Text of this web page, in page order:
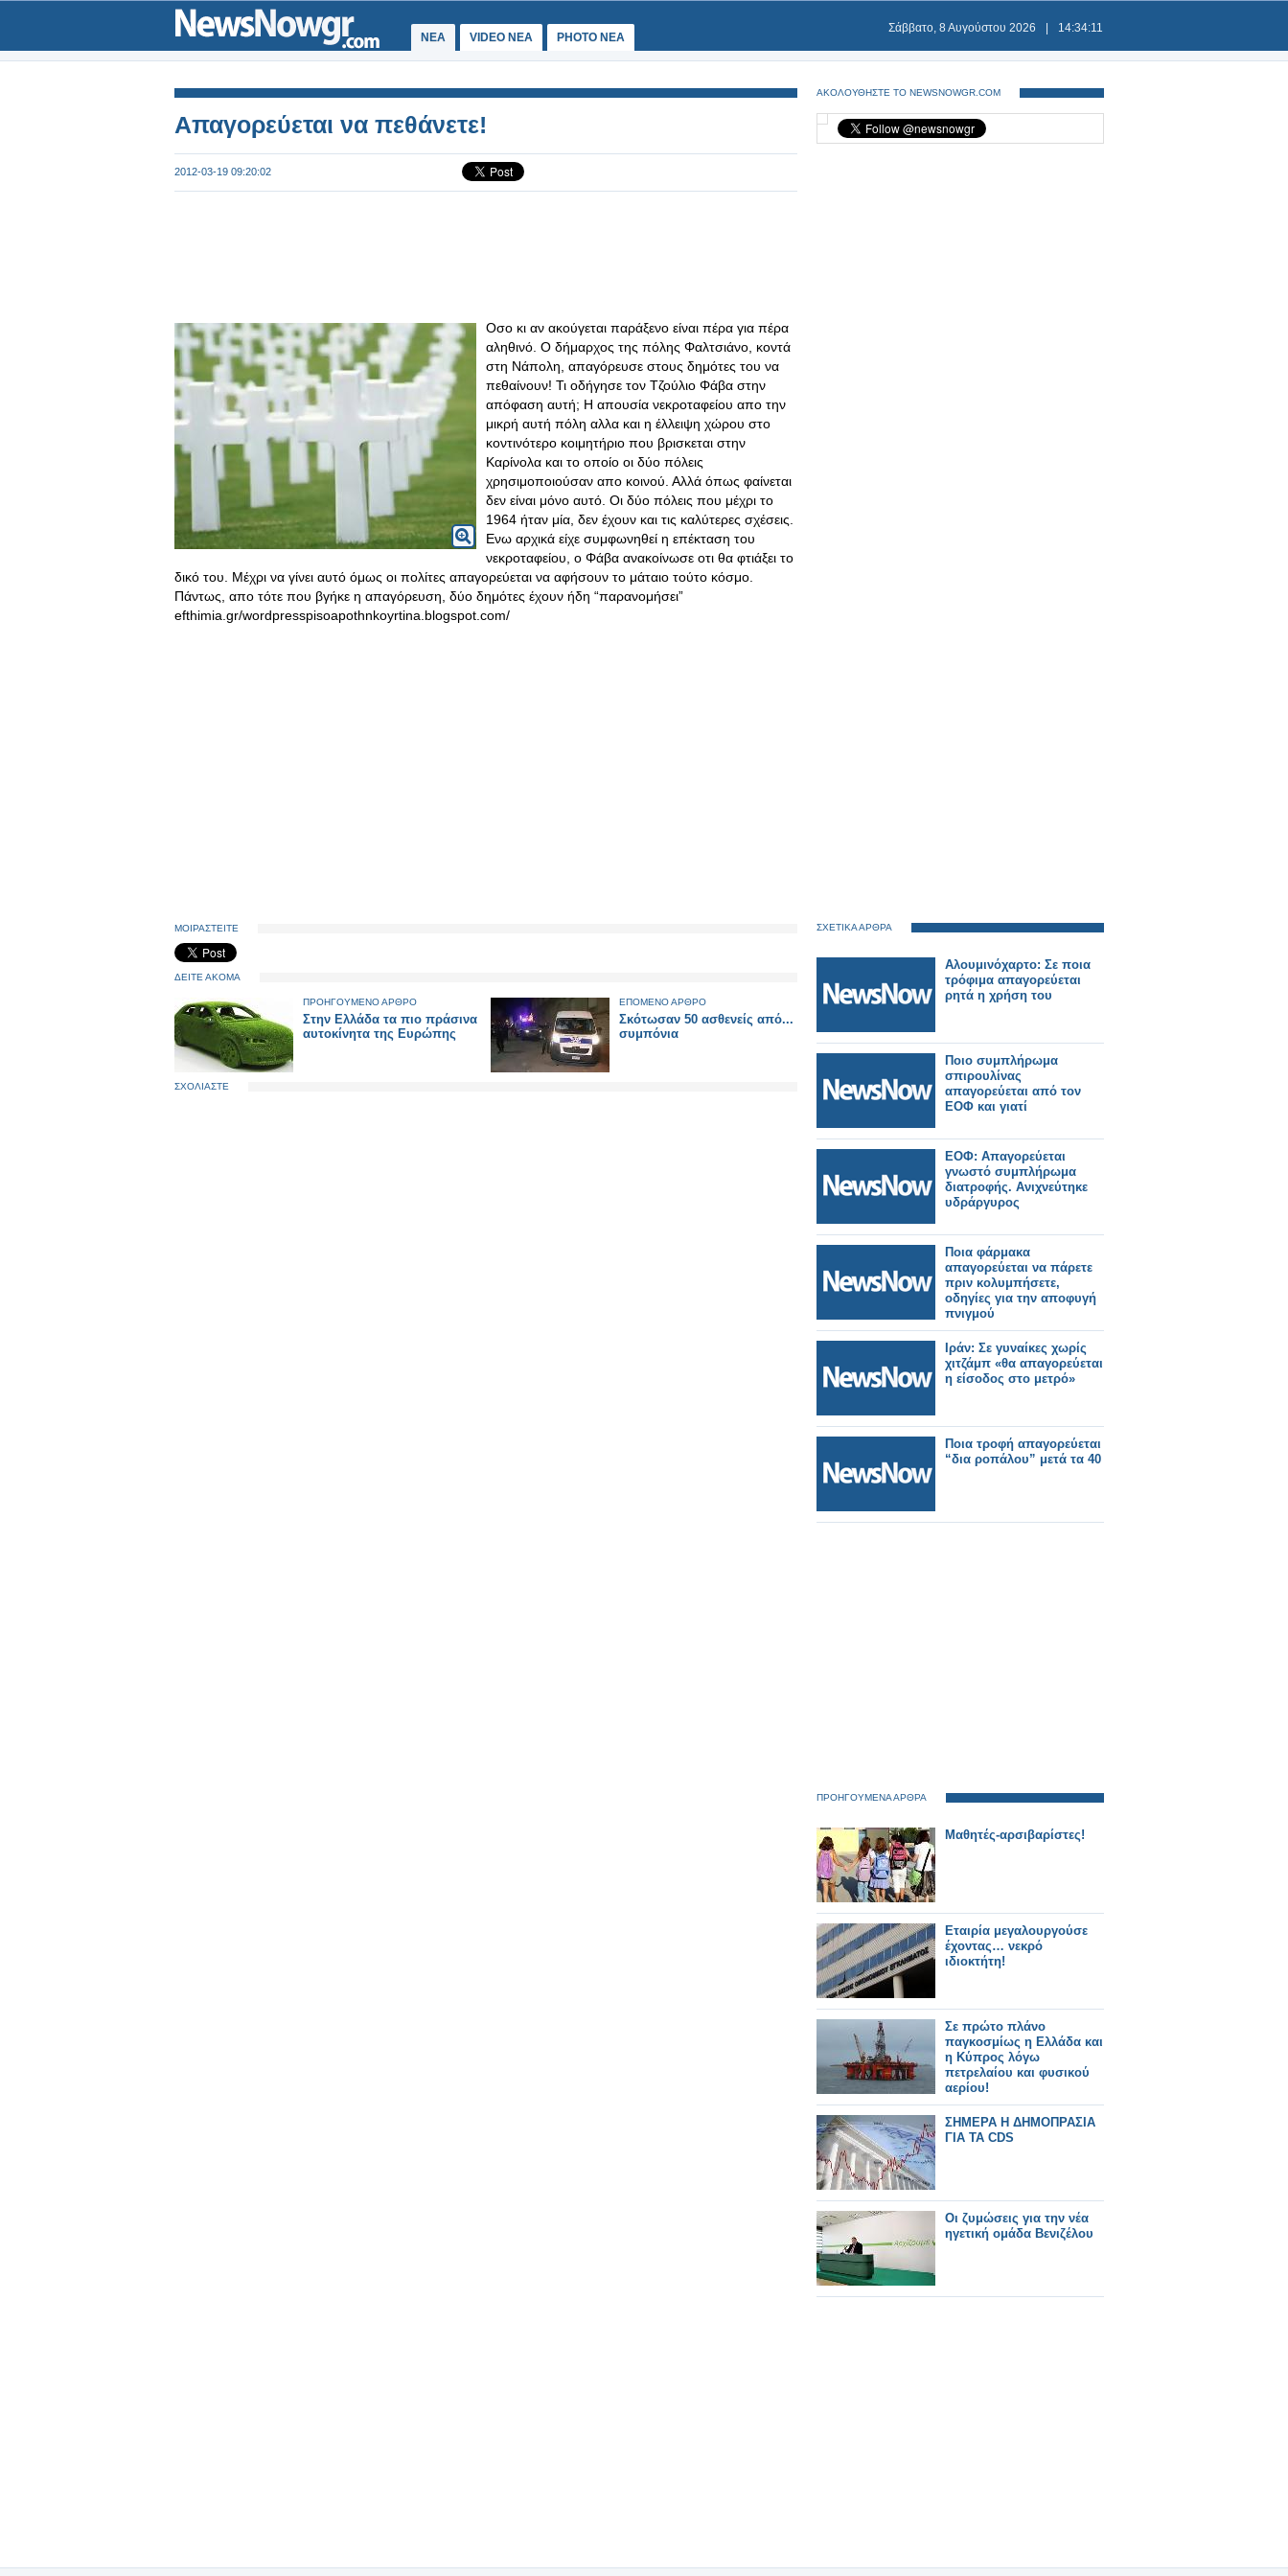
ΝΕΑ VIDEO NEA PHOTO NEA
Σάββατο, 8 Αυγούστου 2026 14:34:11
Απαγορεύεται να πεθάνετε!
2012-03-19 09:20:02
Οσο κι αν ακούγεται παράξενο είναι πέρα για πέρα
αληθινό. Ο δήμαρχος της πόλης Φαλτσιάνο, κοντά
στη Νάπολη, απαγόρευσε στους δημότες του να
πεθαίνουν! Τι οδήγησε τον Τζούλιο Φάβα στην
απόφαση αυτή; Η απουσία νεκροταφείου απο την
μικρή αυτή πόλη αλλα και η έλλειψη χώρου στο
κοντινότερο κοιμητήριο που βρισκεται στην
Καρίνολα και το οποίο οι δύο πόλεις
χρησιμοποιούσαν απο κοινού. Αλλά όπως φαίνεται
δεν είναι μόνο αυτό. Οι δύο πόλεις που μέχρι το
1964 ήταν μία, δεν έχουν και τις καλύτερες σχέσεις.
Ενω αρχικά είχε συμφωνηθεί η επέκταση του
νεκροταφείου, ο Φάβα ανακοίνωσε οτι θα φτιάξει το
δικό του. Μέχρι να γίνει αυτό όμως οι πολίτες απαγορεύεται να αφήσουν το μάταιο τούτο κόσμο.
Πάντως, απο τότε που βγήκε η απαγόρευση, δύο δημότες έχουν ήδη “παρανομήσει”
efthimia.gr/wordpresspisoapothnkoyrtina.blogspot.com/
ΜΟΙΡΑΣΤΕΙΤΕ
ΔΕΙΤΕ ΑΚΟΜΑ
ΠΡΟΗΓΟΥΜΕΝΟ ΑΡΘΡΟ
Στην Ελλάδα τα πιο πράσινα
αυτοκίνητα της Ευρώπης
ΕΠΟΜΕΝΟ ΑΡΘΡΟ
Σκότωσαν 50 ασθενείς από...
συμπόνια
ΣΧΟΛΙΑΣΤΕ
ΑΚΟΛΟΥΘΗΣΤΕ ΤΟ NEWSNOWGR.COM
ΣΧΕΤΙΚΑ ΑΡΘΡΑ
Αλουμινόχαρτο: Σε ποια
τρόφιμα απαγορεύεται
ρητά η χρήση του
Ποιο συμπλήρωμα
σπιρουλίνας
απαγορεύεται από τον
ΕΟΦ και γιατί
ΕΟΦ: Απαγορεύεται
γνωστό συμπλήρωμα
διατροφής. Ανιχνεύτηκε
υδράργυρος
Ποια φάρμακα
απαγορεύεται να πάρετε
πριν κολυμπήσετε,
οδηγίες για την αποφυγή
πνιγμού
Ιράν: Σε γυναίκες χωρίς
χιτζάμπ «θα απαγορεύεται
η είσοδος στο μετρό»
Ποια τροφή απαγορεύεται
“δια ροπάλου” μετά τα 40
ΠΡΟΗΓΟΥΜΕΝΑ ΑΡΘΡΑ
Μαθητές-αρσιβαρίστες!
Εταιρία μεγαλουργούσε
έχοντας… νεκρό
ιδιοκτήτη!
Σε πρώτο πλάνο
παγκοσμίως η Ελλάδα και
η Κύπρος λόγω
πετρελαίου και φυσικού
αερίου!
ΣΗΜΕΡΑ Η ΔΗΜΟΠΡΑΣΙΑ
ΓΙΑ ΤΑ CDS
Οι ζυμώσεις για την νέα
ηγετική ομάδα Βενιζέλου